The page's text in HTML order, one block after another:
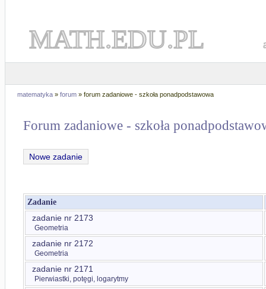
MATH.EDU.PL
matematyka » forum » forum zadaniowe - szkoła ponadpodstawowa
Forum zadaniowe - szkoła
Nowe zadanie
Zadanie
zadanie nr 2173
Geometria
zadanie nr 2172
Geometria
zadanie nr 2171
Pierwiastki, potęgi, logarytmy